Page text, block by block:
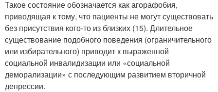
Такое состояние обозначается как агорафобия,
приводящая к тому, что пациенты не могут существовать
без присутствия кого-то из близких (15). Длительное
существование подобного поведения (ограничительного
или избирательного) приводит к выраженной
социальной инвалидизации или «социальной
деморализации» с последующим развитием вторичной
депрессии.